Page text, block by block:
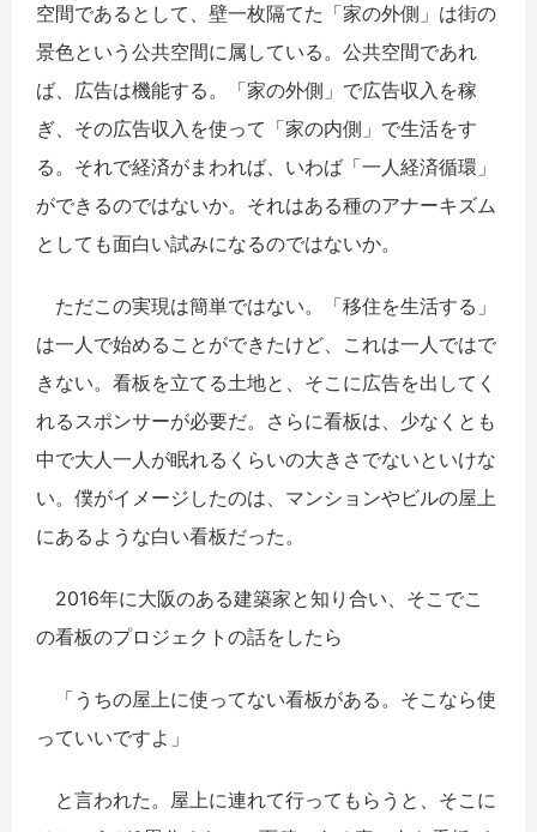
空間であるとして、壁一枚隔てた「家の外側」は街の
景色という公共空間に属している。公共空間であれ
ば、広告は機能する。「家の外側」で広告収入を稼
ぎ、その広告収入を使って「家の内側」で生活をす
る。それで経済がまわれば、いわば「一人経済循環」
ができるのではないか。それはある種のアナーキズム
としても面白い試みになるのではないか。
ただこの実現は簡単ではない。「移住を生活する」
は一人で始めることができたけど、これは一人ではで
きない。看板を立てる土地と、そこに広告を出してく
れるスポンサーが必要だ。さらに看板は、少なくとも
中で大人一人が眠れるくらいの大きさでないといけな
い。僕がイメージしたのは、マンションやビルの屋上
にあるような白い看板だった。
2016年に大阪のある建築家と知り合い、そこでこ
の看板のプロジェクトの話をしたら
「うちの屋上に使ってない看板がある。そこなら使
っていいですよ」
と言われた。屋上に連れて行ってもらうと、そこに